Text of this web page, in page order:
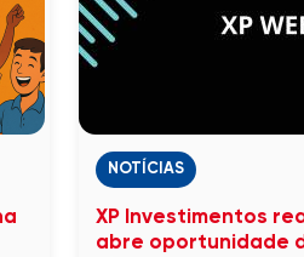
NOTÍCIAS
XP Investimentos
abre oportunidade